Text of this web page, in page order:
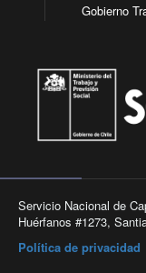
Gobierno
Servicio Nacional de
Huérfanos #1273,
Política de privacidad